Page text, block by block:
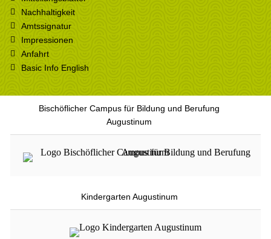
Nachhaltigkeit
Amtssignatur
Impressionen
Anfahrt
Basic Info English
Bischöflicher Campus für Bildung und Berufung
Augustinum
Kindergarten Augustinum